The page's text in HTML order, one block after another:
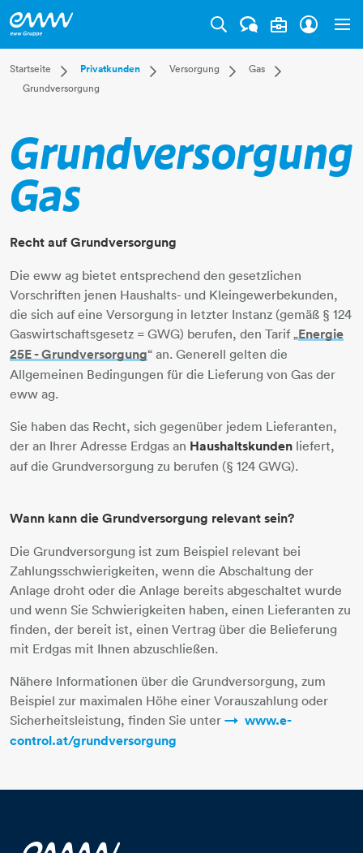
Startseite
Dropdown Startseite
Privatkunden
Privatkunden
Dropdown Privatkunden
Versorgung
Dropdown Versorgung
Wasser
Abwasser
Gas
Dropdown Gas
Gasmarkt
Grundversorgung
Grundversorgung
Gas
Recht auf Grundversorgung
Die eww ag bietet entsprechend den gesetzlichen
Vorschriften jenen Haushalts- und Kleingewerbekunden,
die sich auf eine Versorgung in letzter Instanz (gemäß § 124
Gaswirtschaftsgesetz = GWG) berufen, den Tarif „Energie
25E - Grundversorgung​​​​​​​“ an. Generell gelten die
Allgemeinen Bedingungen für die Lieferung von Gas der
eww ag.
Sie haben das Recht, sich gegenüber jedem Lieferanten,
der an Ihrer Adresse Erdgas an Haushaltskunden liefert,
auf die Grundversorgung zu berufen (§ 124 GWG).
Wann kann die Grundversorgung relevant sein?
Die Grundversorgung ist zum Beispiel relevant bei
Zahlungsschwierigkeiten, wenn die Abschaltung der
Anlage droht oder die Anlage bereits abgeschaltet wurde
und wenn Sie Schwierigkeiten haben, einen Lieferanten zu
finden, der bereit ist, einen Vertrag über die Belieferung
mit Erdgas mit Ihnen abzuschließen.
Nähere Informationen über die Grundversorgung, zum
Beispiel zur maximalen Höhe einer Vorauszahlung oder
Sicherheitsleistung, finden Sie unter
www.e-
control.at/grundversorgung